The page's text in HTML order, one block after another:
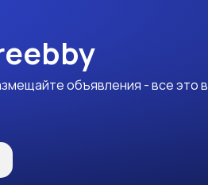
объявления - все это в